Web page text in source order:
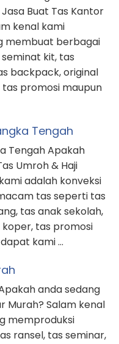
Buat Tas Kantor
kenal kami
membuat berbagai
kit, tas
backpack, original
promosi maupun
Tengah
Tengah Apakah
Umroh & Haji
adalah konveksi
tas seperti tas
tas anak sekolah,
tas promosi
kami …
anda sedang
Murah? Salam kenal
memproduksi
ransel, tas seminar,